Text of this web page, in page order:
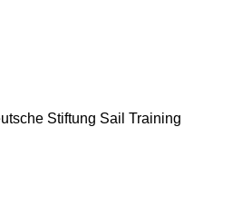
Stiftung Sail Training